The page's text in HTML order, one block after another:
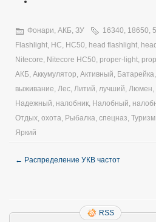
Фонари, АКБ, ЗУ 16340 18650
Flashlight HC HC50 head flashlight
Nitecore Nitecore HC50 proper-light
АКБ Аккумулятор Активный Батарейка
выживание Лес Литий лучший Люмен
Надежный налобник Налобный
Отдых охота Рыбалка спецназ Туризм
Яркий
← Распределение УКВ частот
RSS